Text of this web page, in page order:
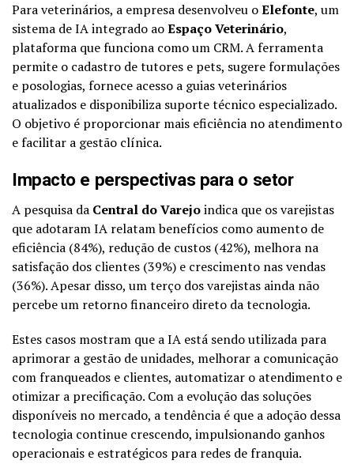
Para veterinários, a empresa desenvolveu oElefonte, um
sistema de IA integrado aoEspaço Veterinário,
plataforma que funciona como um CRM. A ferramenta
permite o cadastro de tutores e pets, sugere formulações
e posologias, fornece acesso a guias veterinários
atualizados e disponibiliza suporte técnico especializado.
O objetivo é proporcionar mais eficiência no atendimento
e facilitar a gestão clínica.
Impacto e perspectivas para o setor
A pesquisa da Central do Varejoindica que os varejistas
que adotaram IA relatam benefícios como aumento de
eficiência (84%), redução de custos (42%), melhora na
satisfação dos clientes (39%) e crescimento nas vendas
(36%). Apesar disso, um terço dos varejistas ainda não
percebe um retorno financeiro direto da tecnologia.
Estes casos mostram que a IA está sendo utilizada para
aprimorar a gestão de unidades, melhorar a comunicação
com franqueados e clientes, automatizar o atendimento e
otimizar a precificação. Com a evolução das soluções
disponíveis no mercado, a tendência é que a adoção dessa
tecnologia continue crescendo, impulsionando ganhos
operacionais e estratégicos para redes de franquia.